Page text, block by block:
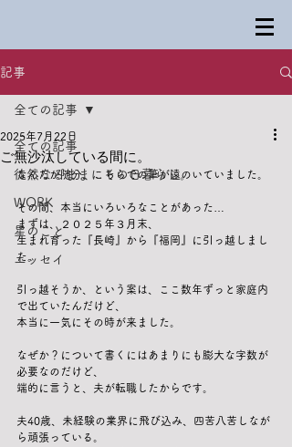
記事
全ての記事
徒然なるままにその日暮らし。
WORK
星のこと
エッセイ
全ての記事
ご無沙汰している間に。
2025年7月22日
なんだか随分、こちらでの筆が遠のいていました。
その間、本当にいろいろなことがあった…
まずは、２０２５年３月末、
生まれ育った『長崎』から『福岡』に引っ越しまし
た。
引っ越そうか、という案は、ここ数年ずっと家庭内
で出ていたんだけど、
本当に一気にその時が来ました。
なぜか？について書くにはあまりにも膨大な字数が
必要なのだけど、
端的に言うと、夫が転職したからです。
夫40歳、未経験の業界に飛び込み、四苦八苦しなが
ら頑張っている。